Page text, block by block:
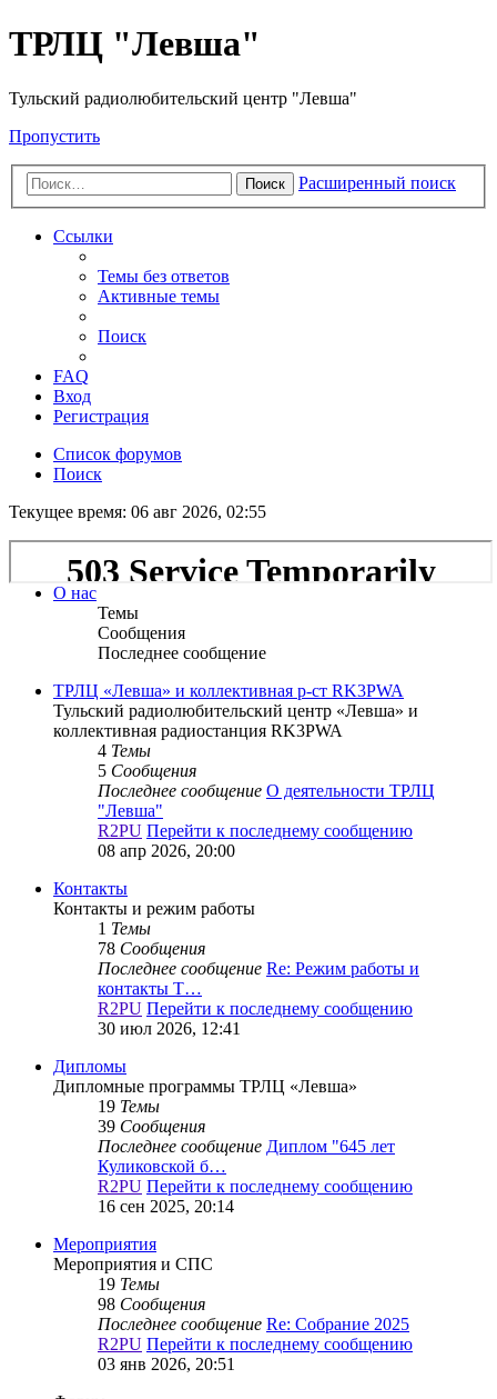
ТРЛЦ "Левша"
Тульский радиолюбительский центр "Левша"
Пропустить
Поиск Расширенный поиск
Ссылки
Темы без ответов
Активные темы
Поиск
FAQ
Вход
Регистрация
Список форумов
Поиск
Текущее время: 06 авг 2026, 02:55
О нас
Темы
Сообщения
Последнее сообщение
ТРЛЦ «Левша» и коллективная р-ст RK3PWA
Тульский радиолюбительский центр «Левша» и
коллективная радиостанция RK3PWA
4 Темы
5 Сообщения
Последнее сообщение О деятельности ТРЛЦ
"Левша"
R2PU Перейти к последнему сообщению
08 апр 2026, 20:00
Контакты
Контакты и режим работы
1 Темы
78 Сообщения
Последнее сообщение Re: Режим работы и
контакты Т…
R2PU Перейти к последнему сообщению
30 июл 2026, 12:41
Дипломы
Дипломные программы ТРЛЦ «Левша»
19 Темы
39 Сообщения
Последнее сообщение Диплом "645 лет
Куликовской б…
R2PU Перейти к последнему сообщению
16 сен 2025, 20:14
Мероприятия
Мероприятия и СПС
19 Темы
98 Сообщения
Последнее сообщение Re: Собрание 2025
R2PU Перейти к последнему сообщению
03 янв 2026, 20:51